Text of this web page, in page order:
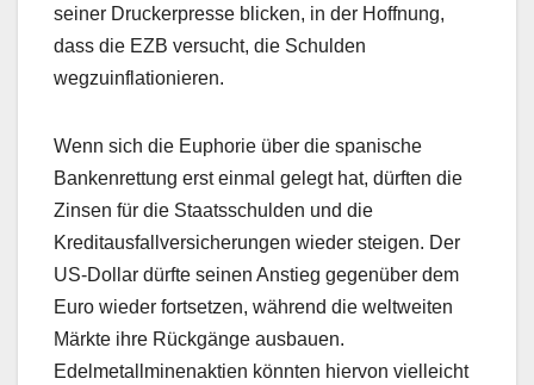
seiner Druckerpresse blicken, in der Hoffnung,
dass die EZB versucht, die Schulden
wegzuinflationieren.
Wenn sich die Euphorie über die spanische
Bankenrettung erst einmal gelegt hat, dürften die
Zinsen für die Staatsschulden und die
Kreditausfallversicherungen wieder steigen. Der
US-Dollar dürfte seinen Anstieg gegenüber dem
Euro wieder fortsetzen, während die weltweiten
Märkte ihre Rückgänge ausbauen.
Edelmetallminenaktien könnten hiervon vielleicht